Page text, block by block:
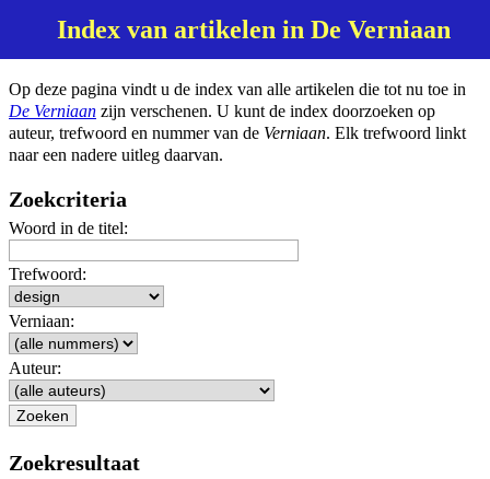
Index van artikelen in De Verniaan
Op deze pagina vindt u de index van alle artikelen die tot nu toe in
De Verniaan zijn verschenen. U kunt de index doorzoeken op
auteur, trefwoord en nummer van de Verniaan. Elk trefwoord linkt
naar een nadere uitleg daarvan.
Zoekcriteria
Woord in de titel:
Trefwoord:
Verniaan:
Auteur:
Zoekresultaat